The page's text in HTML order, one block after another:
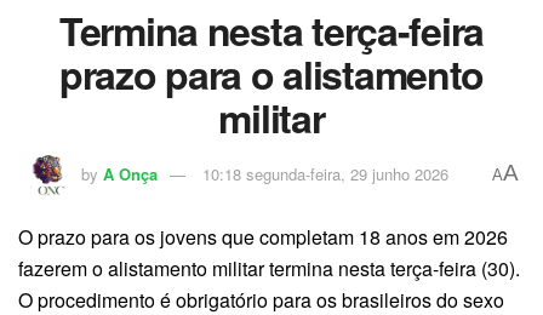
Termina nesta terça-feira
prazo para o alistamento
militar
by A Onça 10:18 segunda-feira, 29 junho 2026 AA
O prazo para os jovens que completam 18 anos em 2026
fazerem o alistamento militar termina nesta terça-feira (30).
O procedimento é obrigatório para os brasileiros do sexo